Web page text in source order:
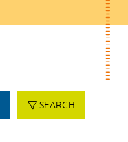
SEARCH